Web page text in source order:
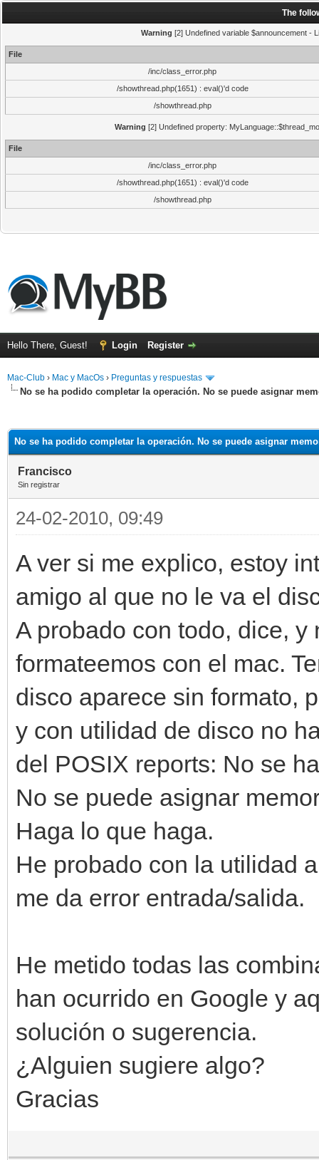
The
Warning [2] Undefined variable $announcement -
File
/inc/class_error.php
/showthread.php(1651) : eval()'d code
/showthread.php
Warning [2] Undefined property:
File
/inc/class_error.php
/showthread.php(1651) : eval()'d code
/showthread.php
Hello There, Guest! Login Register
Mac-Club › Mac y MacOs › Preguntas y respuestas
No se ha podido completar la operación. No se puede asignar
No se ha podido completar la operación. No se puede asignar
Francisco
Sin registrar
24-02-2010, 09:49
A ver si me explico, estoy
amigo al que no le va el
A probado con todo, dice,
formateemos con el mac.
disco aparece sin formato,
y con utilidad de disco no
del POSIX reports: No se
No se puede asignar
Haga lo que haga.
He probado con la utilidad
me da error entrada/salida.
He metido todas las
han ocurrido en Google y
solución o sugerencia.
¿Alguien sugiere algo?
Gracias